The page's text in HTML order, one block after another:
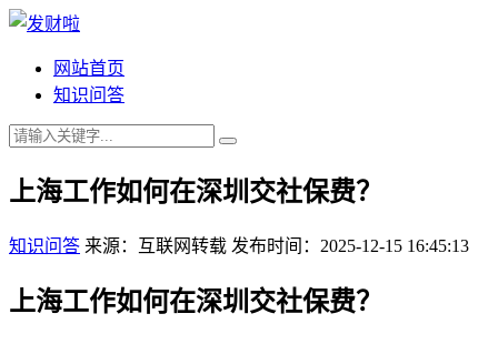
网站首页
知识问答
上海工作如何在深圳交社保费？
知识问答 来源：互联网转载 发布时间：2025-12-15 16:45:13
上海工作如何在深圳交社保费？